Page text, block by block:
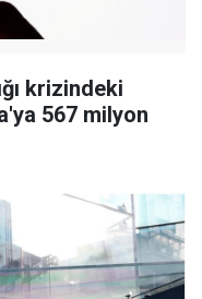
krizindeki
567 milyon